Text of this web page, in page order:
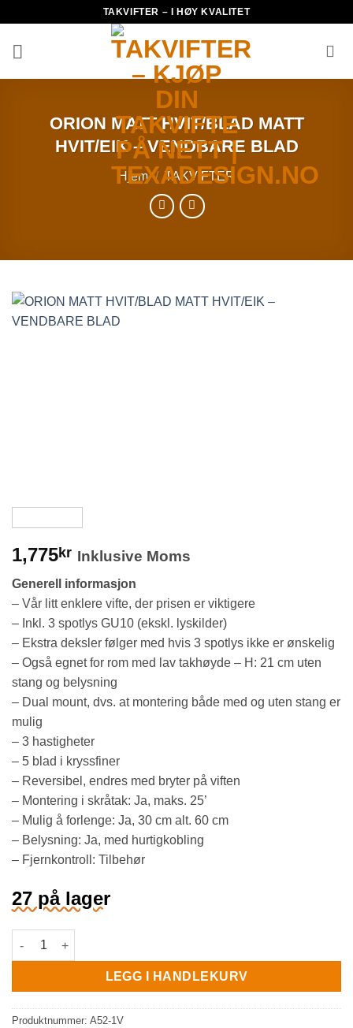
content
TAKVIFTER – I HØY KVALITET
ORION MATT HVIT/BLAD MATT
HVIT/EIK – VENDBARE BLAD
Hjem / TAKVIFTER
1,775kr Inklusive Moms
Generell informasjon
– Vår litt enklere vifte, der prisen er viktigere
– Inkl. 3 spotlys GU10 (ekskl. lyskilder)
– Ekstra deksler følger med hvis 3 spotlys ikke er ønskelig
– Også egnet for rom med lav takhøyde – H: 21 cm uten
stang og belysning
– Dual mount, dvs. at montering både med og uten stang er
mulig
– 3 hastigheter
– 5 blad i kryssfiner
– Reversibel, endres med bryter på viften
– Montering i skråtak: Ja, maks. 25’
– Mulig å forlenge: Ja, 30 cm alt. 60 cm
– Belysning: Ja, med hurtigkobling
– Fjernkontroll: Tilbehør
27 på lager
ORION MATT HVIT/BLAD MATT HVIT/EIK – VENDBARE BLAD
LEGG I HANDLEKURV
Produktnummer: A52-1V